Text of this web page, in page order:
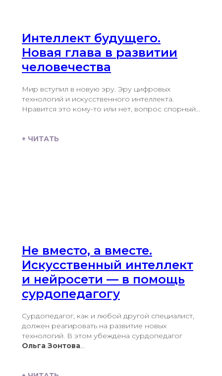
Интеллект будущего.
Новая глава в развитии
человечества
Мир вступил в новую эру. Эру цифровых
технологий и искусственного интеллекта.
Нравится это кому-то или нет, вопрос спорный...
+ ЧИТАТЬ
Не вместо, а вместе.
Искусственный интеллект
и нейросети — в помощь
сурдопедагогу
Сурдопедагог, как и любой другой специалист,
должен реагировать на развитие новых
технологий. В этом убеждена сурдопедагог
Ольга Зонтова...